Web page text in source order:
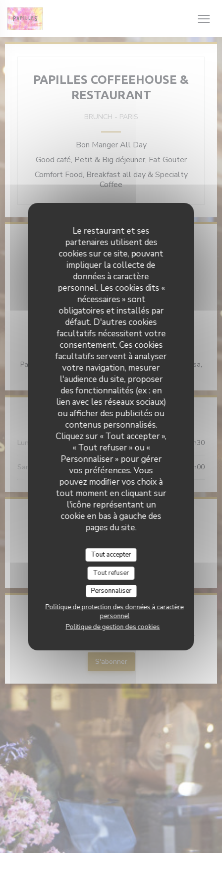
Personnalisation de vos choix en matière de cookies
Le restaurant et ses
partenaires utilisent des
cookies sur ce site, pouvant
impliquer la collecte de
données à caractère
personnel. Les cookies dits «
nécessaires » sont
obligatoires et installés par
défaut. D'autres cookies
facultatifs nécessitent votre
consentement. Ces cookies
facultatifs servent à analyser
votre navigation, mesurer
l'audience du site, proposer
des fonctionnalités (ex : en
lien avec les réseaux sociaux)
ou afficher des publicités ou
contenus personnalisés.
Cliquez sur « Tout accepter »,
« Tout refuser » ou «
Personnaliser » pour gérer
vos préférences. Vous
pouvez modifier vos choix à
tout moment en cliquant sur
l'icône représentant un
cookie en bas à gauche des
pages du site.
Tout accepter
Tout refuser
Personnaliser
Politique de protection des données à caractère
personnel
Politique de gestion des cookies
fenêtre))
une nouvelle fenêtre))
PAPILLES COFFEEHOUSE &
RESTAURANT
BRUNCH - PARIS
Bon Manger All Day
Good café, Petit & Big déjeuner, Fat Gouter
Comfort Food, Breakfast all day & Specialty
Coffee
Infos pratiques
Cuisine
Fait maison
Type de restaurant
Brunch, Coffee shop
Services
Privatisation, Terrasse, Accès Wifi
Moyens de paiement
Paiement mobile, Sans Contact, Apple Pay, Espèces, Visa,
American Express, Carte Bleue
Horaires
Lun 08h30 - 15h30
Sam 09h00 - 16h00
Adresse
01 40 35 80 35
Facebook ((ouvre une nouvelle
Instagram ((ouvre une
Newsletter*
Inscrivez-vous à notre lettre d'information pour recevoir des
S'abonner